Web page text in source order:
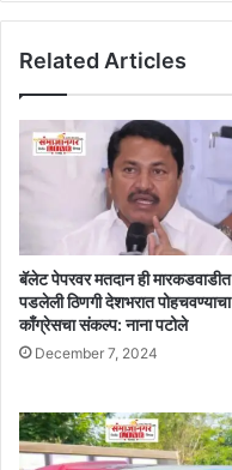
Related Articles
बॅलेट पेपरवर मतदान ही मारकडवाडीत
पडलेली ठिणगी देशभरात पोहचवण्याचा
काँग्रेसचा संकल्प: नाना पटोले
December 7, 2024